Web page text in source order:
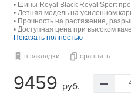
• Шины Royal Black Royal Sport
• Летняя модель на усиленном
• Прочность на растяжение,
• Доступная цена при высоком
Показать полностью
в закладки сравнить
9459 руб.